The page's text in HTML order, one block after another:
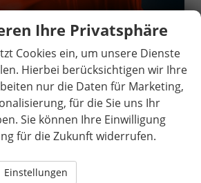
DSG 4Drive
15.11.2026 Neuwagen
Ihre Privatsphäre
Cookies ein, um unsere Dienste
Hierbei berücksichtigen wir Ihre
nur die Daten für Marketing,
für die Sie uns Ihr
Sie können Ihre Einwilligung
für die Zukunft widerrufen.
Einstellungen